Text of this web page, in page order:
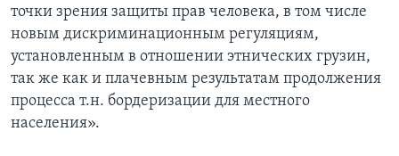
точки зрения защиты прав человека, в том числе
новым дискриминационным регуляциям,
установленным в отношении этнических грузин,
так же как и плачевным результатам продолжения
процесса т.н. бордеризации для местного
населения».